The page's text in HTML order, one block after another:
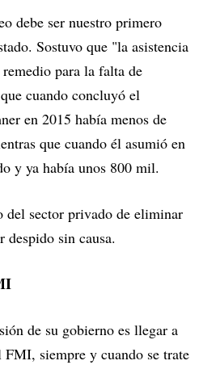
debe ser nuestro primero
Sostuvo que "la asistencia
para la falta de
cuando concluyó el
en 2015 había menos de
que cuando él asumió en
y ya había unos 800 mil.
del sector privado de eliminar
sin causa.
de su gobierno es llegar a
siempre y cuando se trate